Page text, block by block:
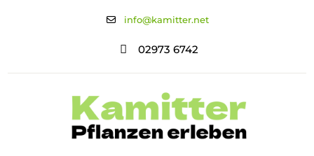
info@kamitter.net
02973 6742